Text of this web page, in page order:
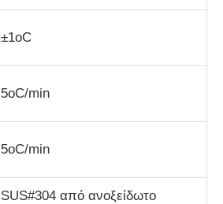
±1oC
5oC/min
5oC/min
SUS#304 από ανοξείδωτο